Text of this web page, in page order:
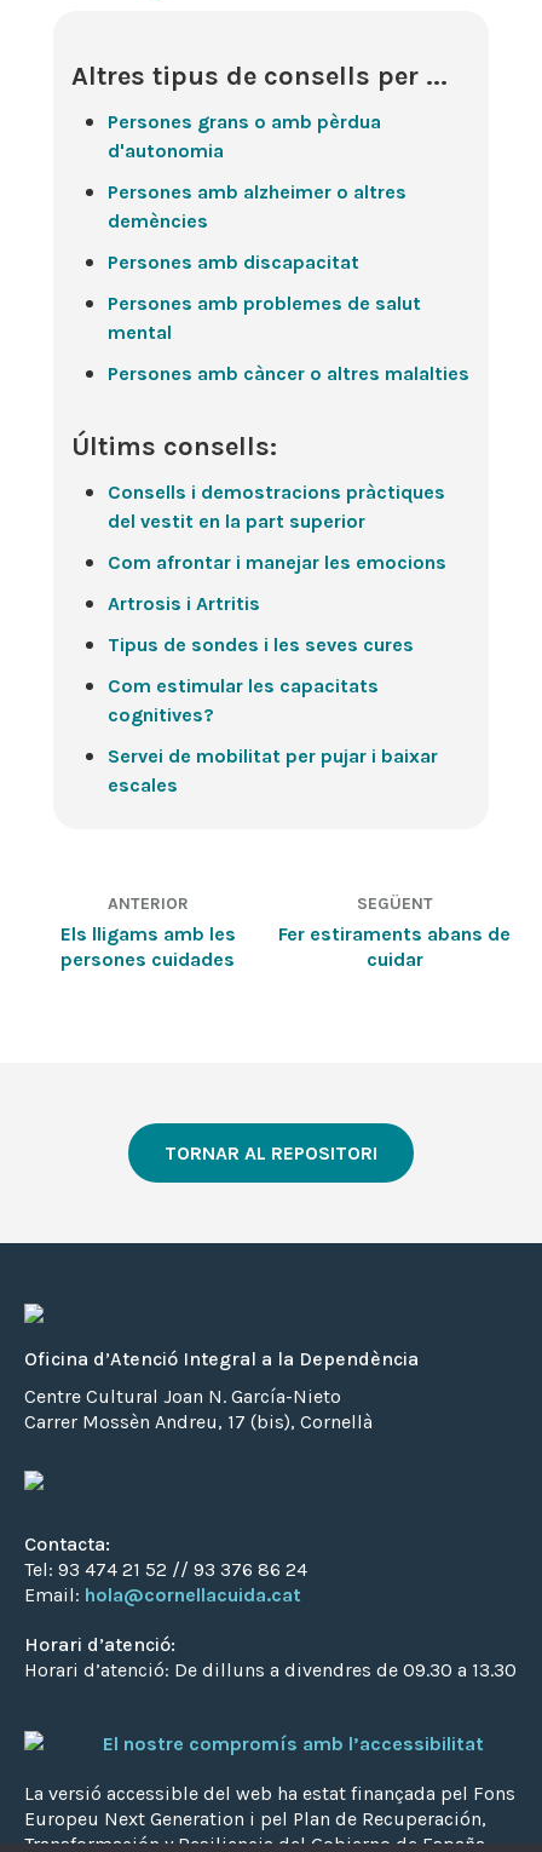
Altres tipus de consells per ...
Persones grans o amb pèrdua
d'autonomia
Persones amb alzheimer o altres
demències
Persones amb discapacitat
Persones amb problemes de salut
mental
Persones amb càncer o altres malalties
Últims consells:
Consells i demostracions pràctiques
del vestit en la part superior
Com afrontar i manejar les emocions
Artrosis i Artritis
Tipus de sondes i les seves cures
Com estimular les capacitats
cognitives?
Servei de mobilitat per pujar i baixar
escales
ANTERIOR
Els lligams amb les
persones cuidades
SEGÜENT
Fer estiraments abans de
cuidar
TORNAR AL REPOSITORI
Oficina d’Atenció Integral a la Dependència
Centre Cultural Joan N. García-Nieto
Carrer Mossèn Andreu, 17 (bis), Cornellà
Contacta:
Tel: 93 474 21 52 // 93 376 86 24
Email: hola@cornellacuida.cat
Horari d’atenció:
Horari d’atenció: De dilluns a divendres de 09.30 a 13.30
El nostre compromís amb l’accessibilitat
La versió accessible del web ha estat finançada pel Fons
Europeu Next Generation i pel Plan de Recuperación,
Transformación y Resiliencia del Gobierno de España